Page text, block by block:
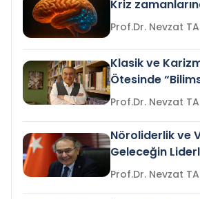
Kriz
Klasik ve
Ötesinde
Nöroliderlik ve
Geleceğin